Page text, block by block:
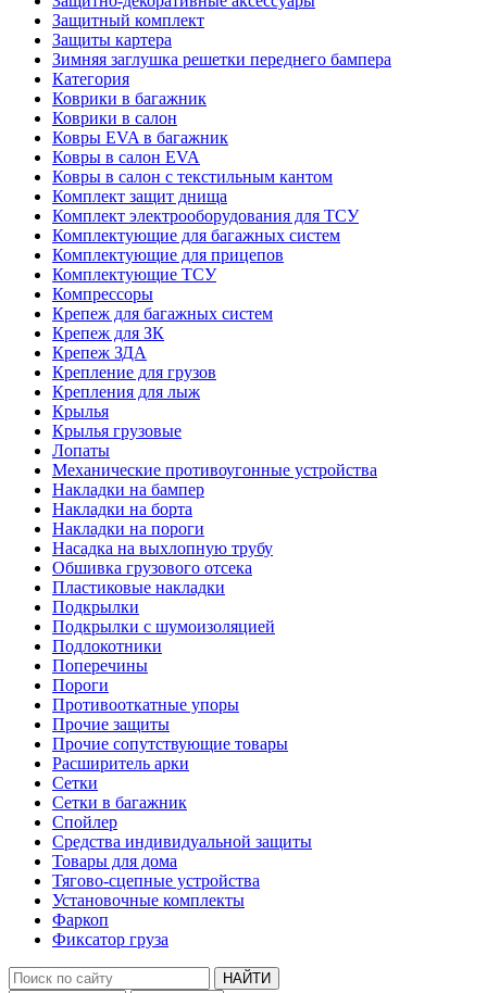
Защитный комплект
Защиты картера
Зимняя заглушка решетки переднего бампера
Категория
Коврики в багажник
Коврики в салон
Ковры EVA в багажник
Ковры в салон EVA
Ковры в салон с текстильным кантом
Комплект защит днища
Комплект электрооборудования для ТСУ
Комплектующие для багажных систем
Комплектующие для прицепов
Комплектующие ТСУ
Компрессоры
Крепеж для багажных систем
Крепеж для ЗК
Крепеж ЗДА
Крепление для грузов
Крепления для лыж
Крылья
Крылья грузовые
Лопаты
Механические противоугонные устройства
Накладки на бампер
Накладки на борта
Накладки на пороги
Насадка на выхлопную трубу
Обшивка грузового отсека
Пластиковые накладки
Подкрылки
Подкрылки с шумоизоляцией
Подлокотники
Поперечины
Пороги
Противооткатные упоры
Прочие защиты
Прочие сопутствующие товары
Расширитель арки
Сетки
Сетки в багажник
Спойлер
Средства индивидуальной защиты
Товары для дома
Тягово-сцепные устройства
Установочные комплекты
Фаркоп
Фиксатор груза
НАЙТИ